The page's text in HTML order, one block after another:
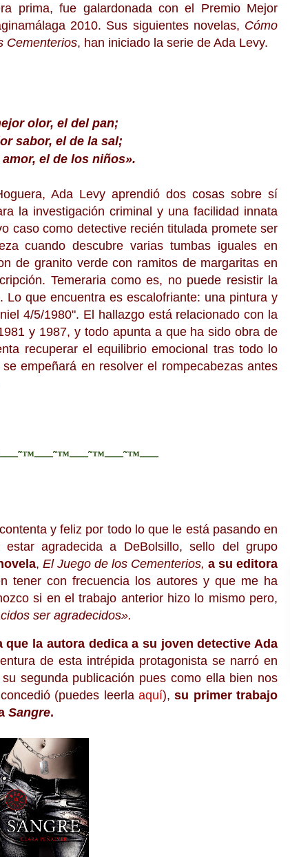
prima, fue galardonada con el Premio Mejor
2010. Sus siguientes novelas, Cómo
Cementerios, han iniciado la serie de Ada Levy.
olor, el del pan;
sabor, el de la sal;
el de los niños».
Ada Levy aprendió dos cosas sobre sí
la investigación criminal y una facilidad innata
caso como detective recién titulada promete ser
cuando descubre varias tumbas iguales en
de granito verde con ramitos de margaritas en
Temeraria como es, no puede resistir la
Lo que encuentra es escalofriante: una pintura y
4/5/1980". El hallazgo está relacionado con la
y 1987, y todo apunta a que ha sido obra de
recuperar el equilibrio emocional tras todo lo
empeñará en resolver el rompecabezas antes
y feliz por todo lo que le está pasando en
agradecida a DeBolsillo, sello del grupo
, El Juego de los Cementerios, a su editora
tener con frecuencia los autores y que me ha
si en el trabajo anterior hizo lo mismo pero,
ser agradecidos».
que la autora dedica a su joven detective Ada
de esta intrépida protagonista se narró en
segunda publicación pues como ella bien nos
(puedes leerla aquí),su primer trabajo
Sangre.